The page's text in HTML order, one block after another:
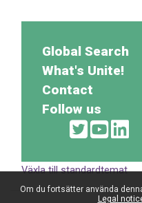
Om du fortsätter använda
Legal
Global Search
What's Unite!
Contact
Follow us
Växla till standardtemat